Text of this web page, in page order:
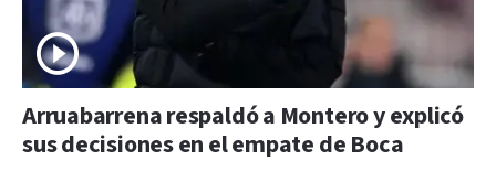
Arruabarrena respaldó a Montero y explicó
sus decisiones en el empate de Boca